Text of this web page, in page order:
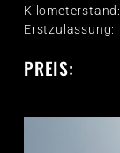
Kilometerstand:
Erstzulassung:
PREIS: